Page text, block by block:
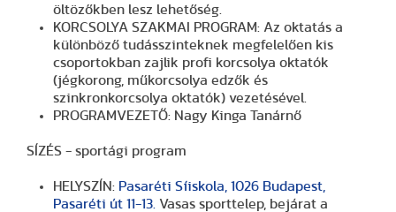
öltözőkben lesz lehetőség.
KORCSOLYA SZAKMAI PROGRAM: Az oktatás a
különböző tudásszinteknek megfelelően kis
csoportokban zajlik profi korcsolya oktatók
(jégkorong, műkorcsolya edzők és
szinkronkorcsolya oktatók) vezetésével.
PROGRAMVEZETŐ: Nagy Kinga Tanárnő
SÍZÉS - sportági program
HELYSZÍN: Pasaréti Síiskola, 1026 Budapest,
Pasaréti út 11-13. Vasas sporttelep, bejárat a